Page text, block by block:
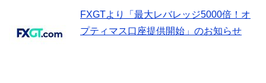
FXGTより「最大レバレッジ5000倍！オ
プティマス口座提供開始」のお知らせ